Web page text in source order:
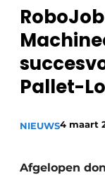
Podcasts
Privacy /
Vacature
Vacatures
Pallet-
NIEUWS4 maart
Afgelopen